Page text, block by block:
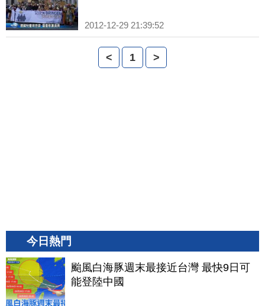
2012-12-29 21:39:52
< 1 >
今日熱門
颱風白海豚週末最接近台灣 最快9日可
能登陸中國